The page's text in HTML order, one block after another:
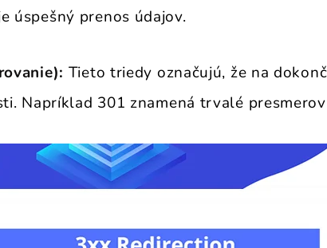
úspešný prenos údajov.
Tieto triedy označujú, že na
Napríklad 301 znamená trvalé